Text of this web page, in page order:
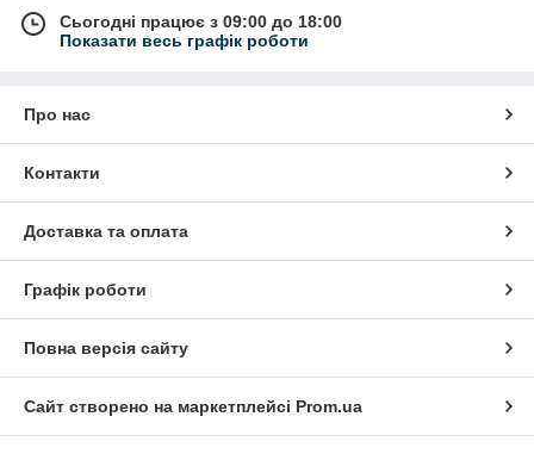
Сьогодні працює з 09:00 до 18:00
Показати весь графік роботи
Про нас
Контакти
Доставка та оплата
Графік роботи
Повна версія сайту
Сайт створено на маркетплейсі Prom.ua